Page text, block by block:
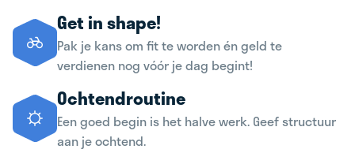
Get in shape!
Pak je kans om fit te worden én geld te
verdienen nog vóór je dag begint!
Ochtendroutine
Een goed begin is het halve werk. Geef structuur
aan je ochtend.